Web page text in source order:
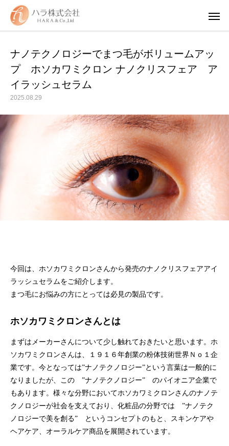
WUAO
ナノテクノロジーでまつ毛がボリュームアッ
プ ホソカワミクロン ナノクリスフェア ア
イラッシュセラム
2025.08.29
今回は、ホソカワミクロンさんから発売のナノクリスフェアアイ
ラッシュセラムをご紹介します。
まつ毛にお悩みの方にとっては必見の製品です。
ホソカワミクロンさんとは
まずはメーカーさんについて少し触れておきたいと思います。ホ
ソカワミクロンさんは、１９１６年創業の粉体技術世界Ｎｏ１企
業です。今となっては”ナノテクノロジー”という言葉は一般的に
なりましたが、この ”ナノテクノロジー” のパイオニア企業で
もあります。様々な分野においてホソカワミクロンさんのナノテ
クノロジーが社会を支えており、化粧品の分野では ”ナノテク
ノロジーで美を創る” というコンセプトのもと、スキンケアや
ヘアケア、オーラルケア商品を展開されています。